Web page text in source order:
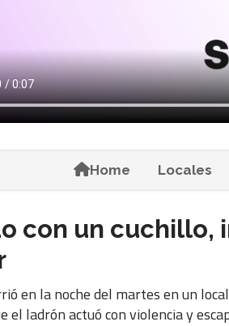
Home Locales
con un cuchillo,
en la noche del martes en un
el ladrón actuó con violencia y